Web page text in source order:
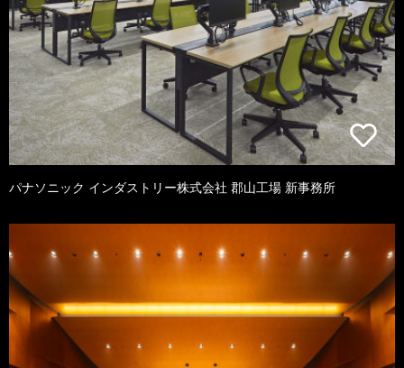
パナソニック インダストリー株式会社 郡山工場 新事務所